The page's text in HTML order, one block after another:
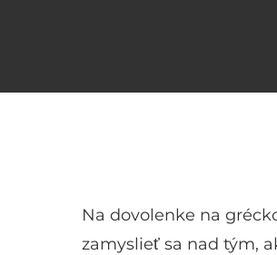
Na dovolenke na
zamyslieť sa nad tým,